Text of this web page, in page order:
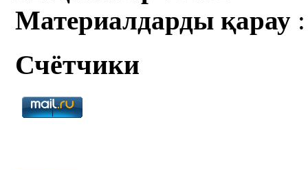
Материалдарды қарау
Счётчики